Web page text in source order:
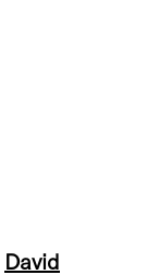
David